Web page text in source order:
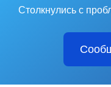
Столкнулись с